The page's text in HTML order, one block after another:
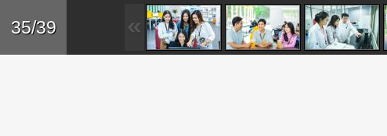
35/39 Trở lại